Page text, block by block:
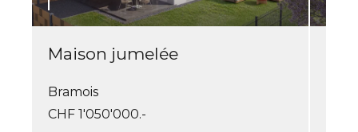
Maison jumelée
Bramois
CHF 1'050'000.-